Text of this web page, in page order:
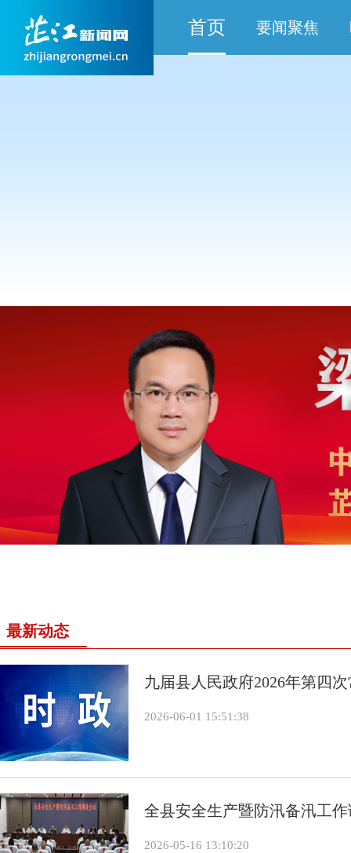
首页 要闻聚焦
最新动态
九届县人民政府2026年第四
2026-06-01 15:51:38
全县安全生产暨防汛备汛工
2026-05-16 13:10:20